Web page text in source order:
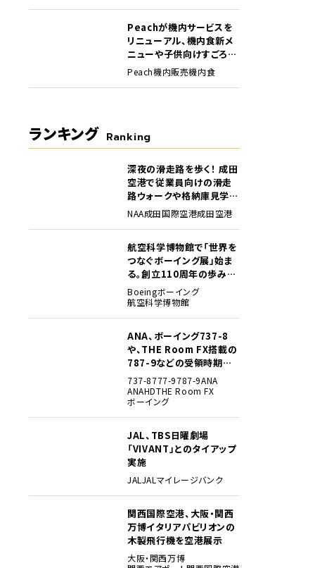
Peachが機内サービスを
リニューアル、機内食新メ
ニューや子供向けすごろく
など
Peach機内販売機内食
ランキング Ranking
深夜の滑走路を歩く！ 成田
空港で従業員向けの滑走
路ウォークや格納庫見学イ
ベントを初開催
NAA成田国際空港成田空港
航空科学博物館で「世界を
つなぐボーイング展」始ま
る。創立110周年の歩みを
貴重な資料でたどる
Boeingボーイング
航空科学博物館
ANA、ボーイング737-8
や、THE Room FX搭載の
787-9などの受領時期見
込みを明らかに
737-8777-9787-9ANA
ANAHDTHE Room FX
ボーイング
JAL、TBS日曜劇場
「VIVANT」とのタイアップ
実施
JAL JALマイレージバンク
関西国際空港、大阪・関西
万博イタリアパビリオンの
木製飛行機を空港展示
大阪・関西万博